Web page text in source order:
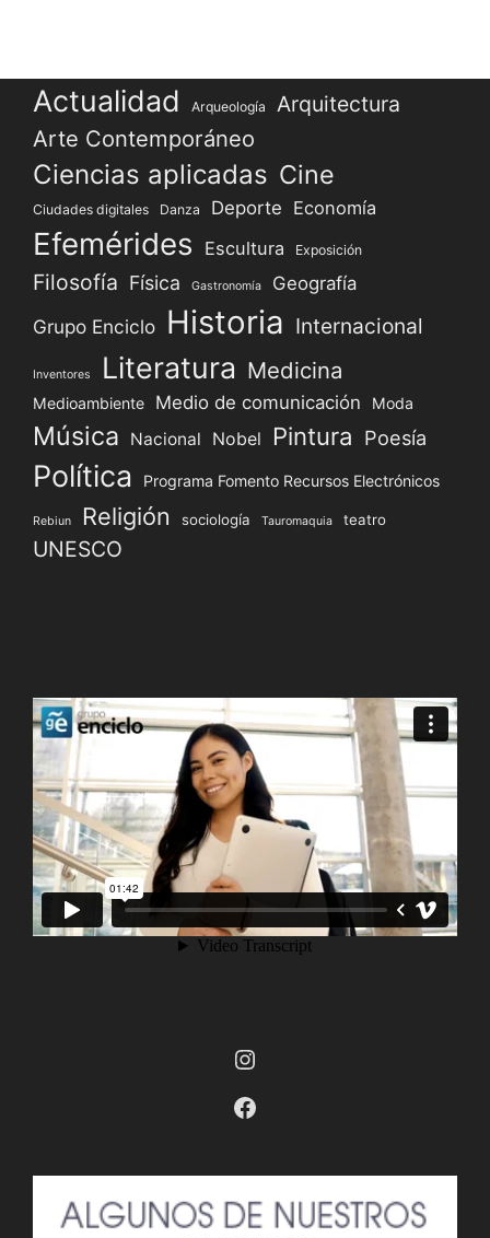
Actualidad Arqueología Arquitectura
Arte Contemporáneo
Ciencias aplicadas Cine
Ciudades digitales Danza Deporte Economía
Efemérides Escultura Exposición
Filosofía Física Gastronomía Geografía
Grupo Enciclo Historia Internacional
Inventores Literatura Medicina
Medioambiente Medio de comunicación Moda
Música Nacional Nobel Pintura Poesía
Política Programa Fomento Recursos Electrónicos
Rebiun Religión sociología Tauromaquia teatro
UNESCO
Instagram
Facebook